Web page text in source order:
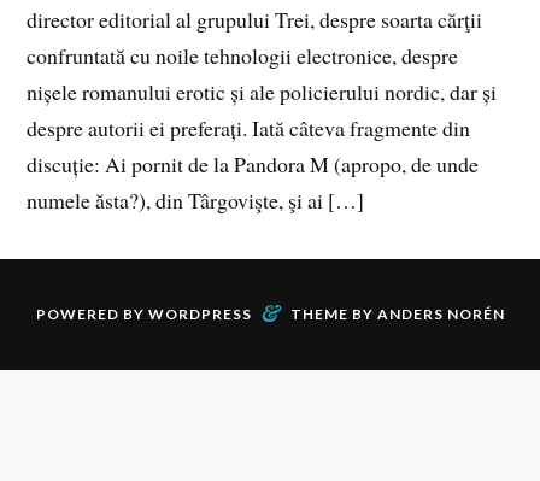
director editorial al grupului Trei, despre soarta cărţii
confruntată cu noile tehnologii electronice, despre
nișele romanului erotic și ale policierului nordic, dar și
despre autorii ei preferați. Iată câteva fragmente din
discuție: Ai pornit de la Pandora M (apropo, de unde
numele ăsta?), din Târgovişte, şi ai […]
POWERED BY WORDPRESS & THEME BY ANDERS NORÉN